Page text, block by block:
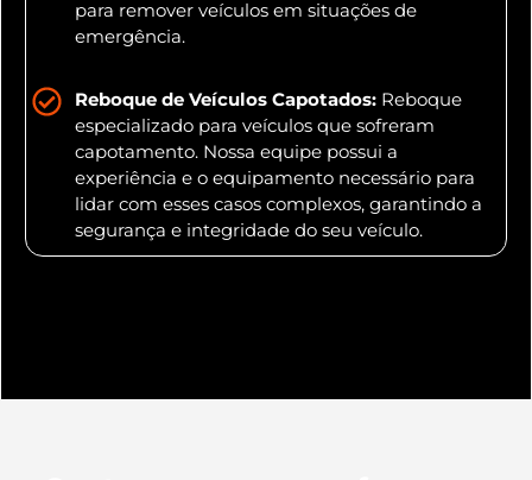
para remover veículos em situações de
emergência.
Reboque de Veículos Capotados: Reboque
especializado para veículos que sofreram
capotamento. Nossa equipe possui a
experiência e o equipamento necessário para
lidar com esses casos complexos, garantindo a
segurança e integridade do seu veículo.